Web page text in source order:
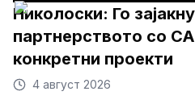
Николоски: Го
партнерството со
конкретни проекти
4 август 2026